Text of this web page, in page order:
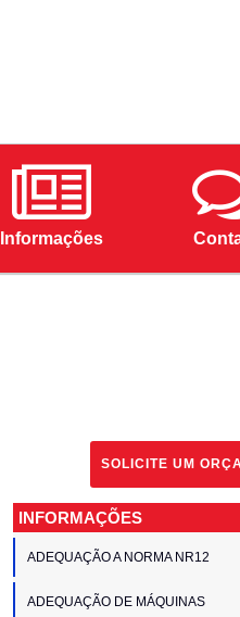
Informações
SOLICITE UM
INFORMAÇÕES
ADEQUAÇÃO A NORMA NR12
ADEQUAÇÃO DE MÁQUINAS